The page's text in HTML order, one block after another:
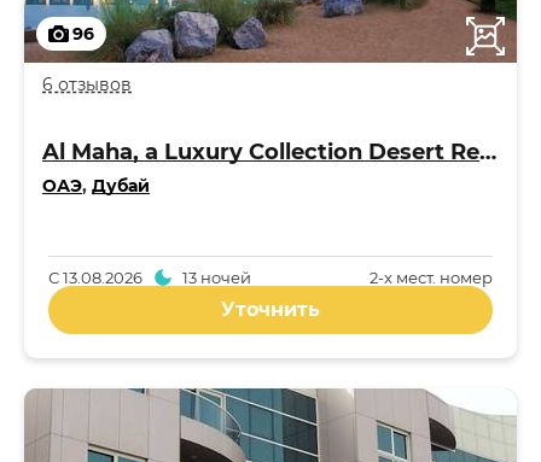
96
6 отзывов
Al Maha, a Luxury Collection Desert Resort & Spa 5*
ОАЭ, Дубай
2-x мест. номер
С13.08.2026 13 ночей
Уточнить